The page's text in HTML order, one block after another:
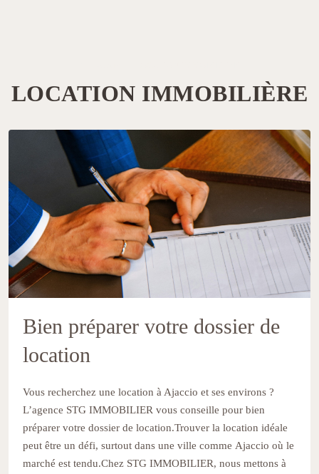
LOCATION IMMOBILIÈRE
Bien préparer votre dossier de
location
Vous recherchez une location à Ajaccio et ses environs ?
L’agence STG IMMOBILIER vous conseille pour bien
préparer votre dossier de location.Trouver la location idéale
peut être un défi, surtout dans une ville comme Ajaccio où le
marché est tendu.Chez STG IMMOBILIER, nous mettons à